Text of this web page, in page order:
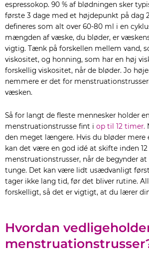
espressokop. 90 % af blødningen sker
første 3 dage med et højdepunkt på dag
defineres som alt over 60-80 ml i en
mængden af væske, du bløder, er
vigtig. Tænk på forskellen mellem vand,
viskositet, og honning, som har en høj
forskellig viskositet, når de bløder. Jo
nemmere er det for
væsken.
Så for langt de fleste mennesker holder en
menstruationstrusse fint i op til 12 timer.
den meget længere. Hvis du bløder mere
kan det være en god idé at skifte inden
menstruationstrusser, når de begynder
tunge. Det kan være lidt usædvanligt
tager ikke lang tid, før det bliver rutine.
forskelligt, så det er vigtigt, at du lærer
Hvordan